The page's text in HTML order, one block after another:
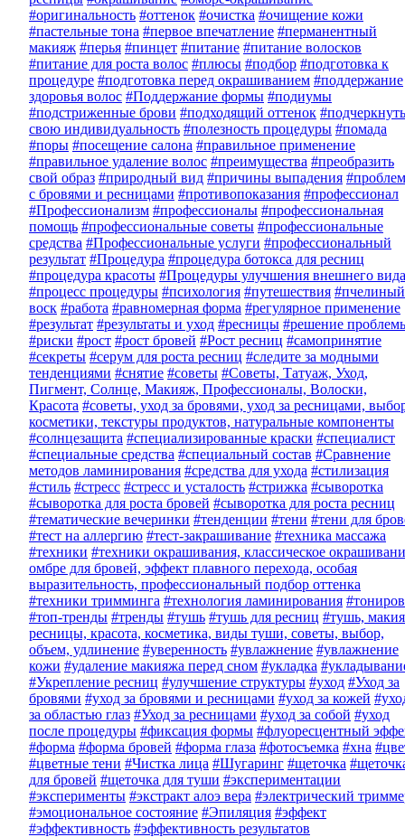
#оригинальность #оттенок #очистка #очищение кожи
#пастельные тона #первое впечатление #перманентный
макияж #перья #пинцет #питание #питание волосков
#питание для роста волос #плюсы #подбор #подготовка к
процедуре #подготовка перед окрашиванием #поддержание
здоровья волос #Поддержание формы #подиумы
#подстриженные брови #подходящий оттенок #подчеркнуть
свою индивидуальность #полезность процедуры #помада
#поры #посещение салона #правильное применение
#правильное удаление волос #преимущества #преобразить
свой образ #природный вид #причины выпадения
с бровями и ресницами #противопоказания #профессионал
#Профессионализм #профессионалы #профессиональная
помощь #профессиональные советы #профессиональные
средства #Профессиональные услуги #профессиональный
результат #Процедура #процедура ботокса для ресниц
#процедура красоты #Процедуры улучшения внешнего вида
#процесс процедуры #психология #путешествия #пчелиный
воск #работа #равномерная форма #регулярное применение
#результат #результаты и уход #ресницы #решение
#риски #рост #рост бровей #Рост ресниц #самопринятие
#секреты #серум для роста ресниц #следите за модными
тенденциями #снятие #советы #Советы, Татуаж, Уход,
Пигмент, Солнце, Макияж, Профессионалы, Волоски,
Красота #советы, уход за бровями, уход за ресницами,
косметики, текстуры продуктов, натуральные компоненты
#солнцезащита #специализированные краски #специалист
#специальные средства #специальный состав #Сравнение
методов ламинирования #средства для ухода #стилизация
#стиль #стресс #стресс и усталость #стрижка #сыворотка
#сыворотка для роста бровей #сыворотка для роста ресниц
#тематические вечеринки #тенденции #тени #тени для
#тест на аллергию #тест-закрашивание #техника массажа
#техники #техники окрашивания, классическое
омбре для бровей, эффект плавного перехода, особая
выразительность, профессиональный подбор оттенка
#техники тримминга #технология ламинирования
#топ-тренды #тренды #тушь #тушь для ресниц #тушь,
ресницы, красота, косметика, виды туши, советы, выбор,
объем, удлинение #уверенность #увлажнение #увлажнение
кожи #удаление макияжа перед сном #укладка
#Укрепление ресниц #улучшение структуры #уход #Уход за
бровями #уход за бровями и ресницами #уход за кожей
за областью глаз #Уход за ресницами #уход за собой #уход
после процедуры #фиксация формы #флуоресцентный
#форма #форма бровей #форма глаза #фотосъемка #хна
#цветные тени #Чистка лица #Шугаринг #щеточка
для бровей #щеточка для туши #экспериментации
#эксперименты #экстракт алоэ вера #электрический
#эмоциональное состояние #Эпиляция #эффект
#эффективность #эффективность результатов